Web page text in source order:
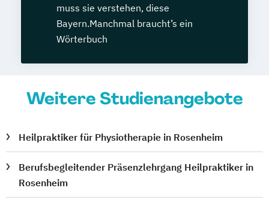
muss sie verstehen, diese
Bayern.Manchmal braucht’s ein
Wörterbuch
Weitere Studienangebote
Heilpraktiker für Physiotherapie in Rosenheim
Berufsbegleitender Präsenzlehrgang Heilpraktiker in
Rosenheim